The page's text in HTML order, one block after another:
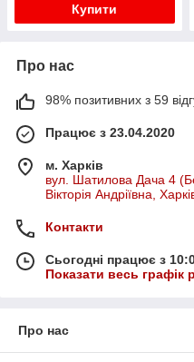
Купити
Про нас
98% позитивних з 59
Працює з 23.04.2020
м. Харків
вул. Шатилова Дача 4
Вікторія Андріївна,
Контакти
Сьогодні працює з
Показати весь графік
Про нас